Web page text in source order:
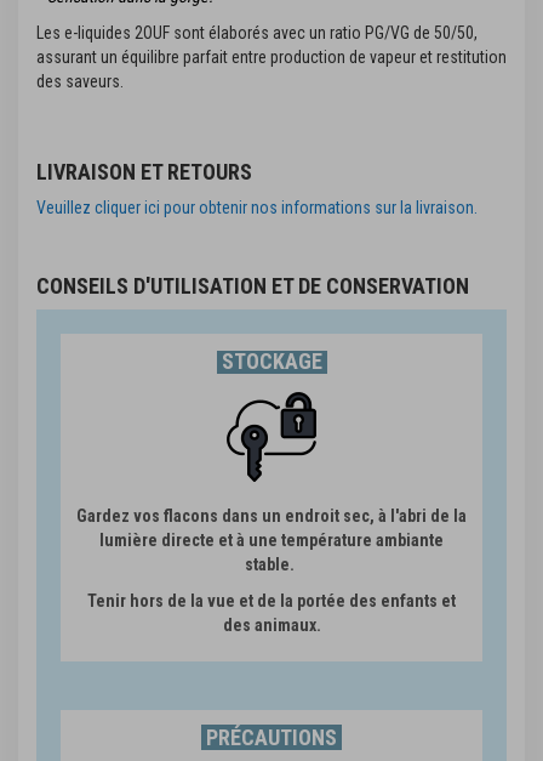
Les e-liquides 2OUF sont élaborés avec un ratio PG/VG de 50/50,
assurant un équilibre parfait entre production de vapeur et restitution
des saveurs.
LIVRAISON ET RETOURS
Veuillez cliquer ici pour obtenir nos informations sur la livraison.
CONSEILS D'UTILISATION ET DE CONSERVATION
STOCKAGE
Gardez vos flacons dans un endroit sec, à l'abri de la
lumière directe et à une température ambiante
stable.
Tenir hors de la vue et de la portée des enfants et
des animaux.
PRÉCAUTIONS